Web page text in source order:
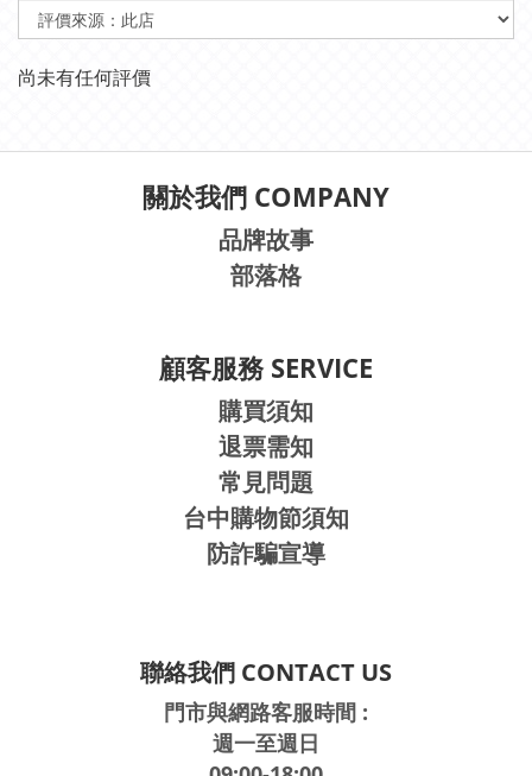
尚未有任何評價
關於我們 COMPANY
品牌故事
部落格
顧客服務 SERVICE
購買須知
退票需知
常見問題
台中購物節須知
防詐騙宣導
聯絡我們 CONTACT US
門市與網路客服時間 :
週一至週日